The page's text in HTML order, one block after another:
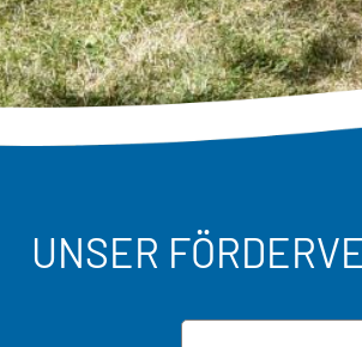
UNSER